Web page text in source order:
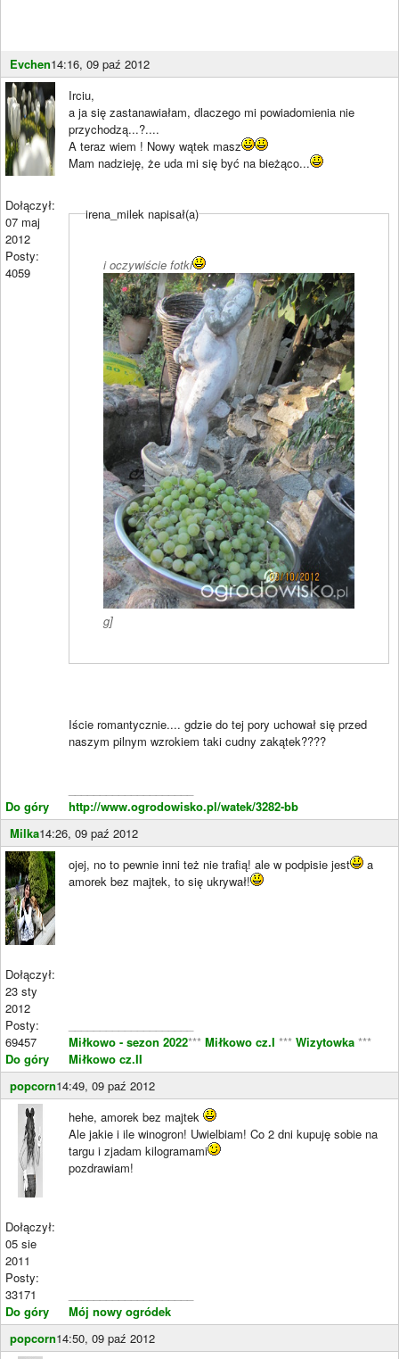
Evchen14:16, 09 paź 2012
Dołączył:
07 maj
2012
Posty:
4059
Do góry
Irciu,
a ja się zastanawiałam, dlaczego mi powiadomienia nie
przychodzą...?....
A teraz wiem ! Nowy wątek masz
Mam nadzieję, że uda mi się być na bieżąco...
irena_milek napisał(a)
i oczywiście fotki
g]
Iście romantycznie.... gdzie do tej pory uchował się przed
naszym pilnym wzrokiem taki cudny zakątek????
http://www.ogrodowisko.pl/watek/3282-bb
Milka14:26, 09 paź 2012
Dołączył:
23 sty
2012
Posty:
69457
Do góry
ojej, no to pewnie inni też nie trafią! ale w podpisie jest
a
amorek bez majtek, to się ukrywał!
Miłkowo - sezon 2022*** Miłkowo cz.I *** Wizytowka ***
Miłkowo cz.II
popcorn14:49, 09 paź 2012
Dołączył:
05 sie
2011
Posty:
33171
Do góry
hehe, amorek bez majtek
Ale jakie i ile winogron! Uwielbiam! Co 2 dni kupuję sobie na
targu i zjadam kilogramami
pozdrawiam!
Mój nowy ogródek
popcorn14:50, 09 paź 2012